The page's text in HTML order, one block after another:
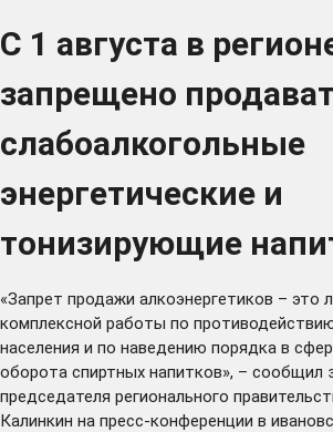
С 1 августа в
запрещено
слабоалкогольные
энергетические и
тонизирующие
«Запрет продажи алкоэнергетиков – это
комплексной работы по
населения и по наведению порядка в
оборота спиртных напитков», – сообщил
председателя регионального
Калинкин на пресс-конференции в